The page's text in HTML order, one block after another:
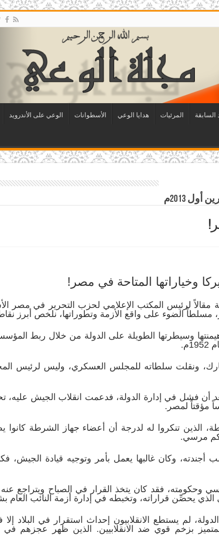
السابقة المرئيات هدايا الوعي الأسطوانات الوعي على الأندرويد
وخياراتها المتاحة في مصر!
مقالاً لرئيس المكتب الإعلامي لحزب التحرير في مصر
مسلطاً الضوء على واقع الأزمة وتطوراتها، نلخص أبرز
وسيطرتها الطويلة على الدولة من خلال ربط
ونقلت سلطاته للمجلس العسكري، وليس لرئيس
بعد أن فشل في إدارة الدولة، فدعمت انقلاب الجيش
مؤقتاً لمصر.
تنكروا له لدرجة أن أعضاء جهاز الشرطة كانوا
مرسي.
وكان غالبها يعمل بأمر وتوجيه قيادة الجيش،
وحكومته، فقد كان يتخذ القرار في الصباح ويتراجع
يحصِّن قراراته، وتخبطه في إدارة أزمة النائب العام
لم يستطع الانقلابيون إحداث استقرار في البلاد إلا
بزخم قوي ضد الانقلابيين. الذين ظهر عجزهم في